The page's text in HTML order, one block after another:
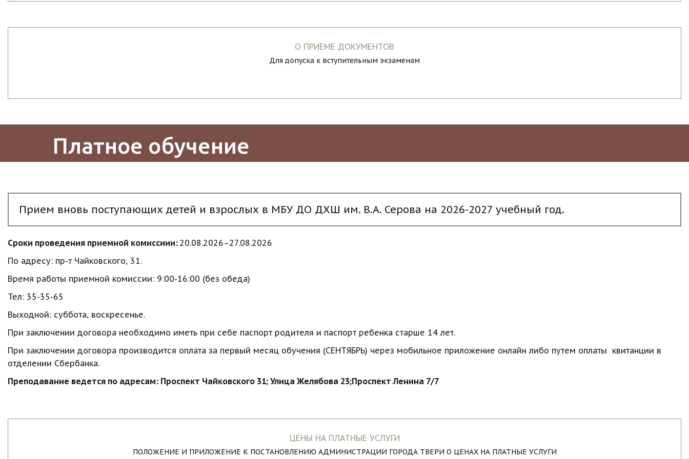
О ПРИЕМЕ ДОКУМЕНТОВ
Для допуска к вступительным экзаменам
Платное обучение
Прием вновь поступающих детей и взрослых в МБУ ДО ДХШ им. В.А. Серова на 2026-2027 учебный год.
Сроки проведения приемной комиссиии: 20.08.2026–27.08.2026
По адресу: пр-т Чайковского, 31.
Время работы приемной комиссии: 9:00-16:00 (без обеда)
Тел: 35-35-65
Выходной: суббота, воскресенье.
При заключении договора необходимо иметь при себе паспорт родителя и паспорт ребенка старше 14 лет.
При заключении договора производится оплата за первый месяц обучения (СЕНТЯБРЬ) через мобильное приложение онлайн либо путем оплаты  квитанции в
отделении Сбербанка.
Преподавание ведется по адресам: Проспект Чайковского 31; Улица Желябова 23;Проспект Ленина 7/7
ЦЕНЫ НА ПЛАТНЫЕ УСЛУГИ
ПОЛОЖЕНИЕ И ПРИЛОЖЕНИЕ К ПОСТАНОВЛЕНИЮ АДМИНИСТРАЦИИ ГОРОДА ТВЕРИ О ЦЕНАХ НА ПЛАТНЫЕ УСЛУГИ